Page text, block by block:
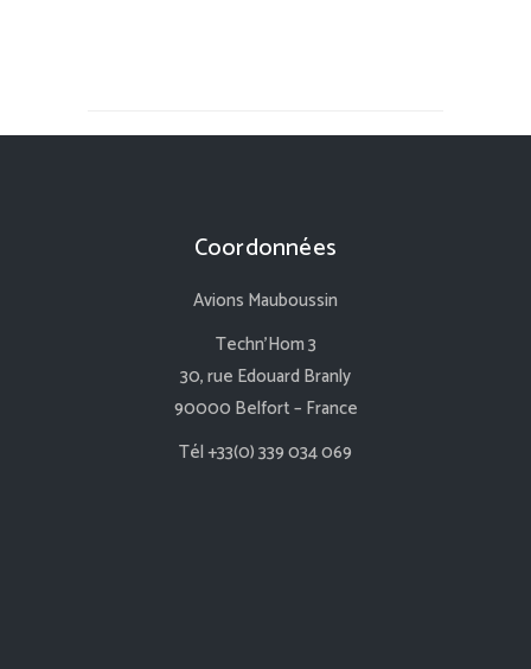
Coordonnées
Avions Mauboussin
Techn’Hom 3
30, rue Edouard Branly
90000 Belfort – France
Tél +33(0) 339 034 069